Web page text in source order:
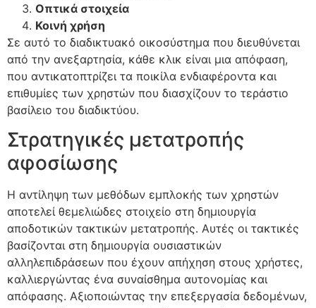
Οπτικά στοιχεία
Κοινή χρήση
Σε αυτό το διαδικτυακό οικοσύστημα που διευθύνεται
από την ανεξαρτησία, κάθε κλικ είναι μια απόφαση,
που αντικατοπτρίζει τα ποικίλα ενδιαφέροντα και
επιθυμίες των χρηστών που διασχίζουν το τεράστιο
βασίλειο του διαδικτύου.
Στρατηγικές μετατροπής
αφοσίωσης
Η αντίληψη των μεθόδων εμπλοκής των χρηστών
αποτελεί θεμελιώδες στοιχείο στη δημιουργία
αποδοτικών τακτικών μετατροπής. Αυτές οι τακτικές
βασίζονται στη δημιουργία ουσιαστικών
αλληλεπιδράσεων που έχουν απήχηση στους χρήστες,
καλλιεργώντας ένα συναίσθημα αυτονομίας και
απόφασης. Αξιοποιώντας την επεξεργασία δεδομένων,